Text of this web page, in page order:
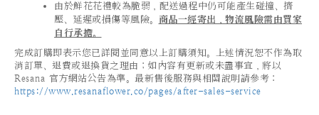
由於鮮花花禮較為脆弱，配送過程中仍可能產生碰撞、擠
壓、延遲或損傷等風險。 商品一經寄出，物流風險需由買家
自行承擔。
完成訂購即表示您已詳閱並同意以上訂購須知。上述情況恕不作為取
消訂單、退費或退換貨之理由；如內容有更新或未盡事宜，將以
Resana 官方網站公告為準。最新售後服務與相關說明請參考：
https://www.resanaflower.co/pages/after-sales-service